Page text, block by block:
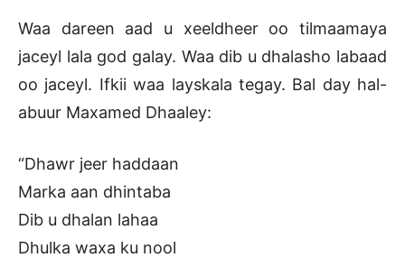
Waa dareen aad u xeeldheer oo tilmaamaya
jaceyl lala god galay. Waa dib u dhalasho labaad
oo jaceyl. Ifkii waa layskala tegay. Bal day hal-
abuur Maxamed Dhaaley:
“Dhawr jeer haddaan
Marka aan dhintaba
Dib u dhalan lahaa
Dhulka waxa ku nool